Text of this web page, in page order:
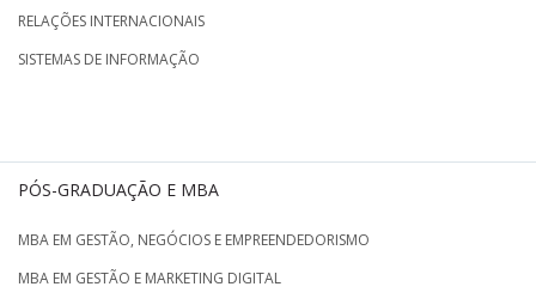
RELAÇÕES INTERNACIONAIS
SISTEMAS DE INFORMAÇÃO
PÓS-GRADUAÇÃO E MBA
MBA EM GESTÃO, NEGÓCIOS E EMPREENDEDORISMO
MBA EM GESTÃO E MARKETING DIGITAL